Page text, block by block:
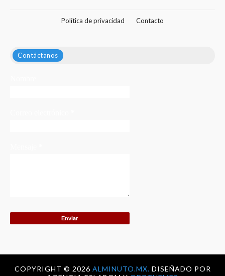
Política de privacidad Contacto
Contáctanos
COPYRIGHT © 2026 ALMINUTO.MX. DISEÑADO POR